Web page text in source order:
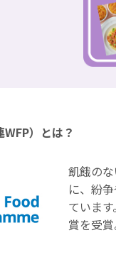
）とは？
飢餓の
に、紛
ていま
賞を受賞